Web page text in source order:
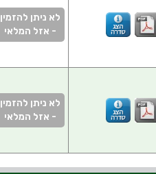
לא ניתן להזמין
- אזל המלאי
לא ניתן להזמין
- אזל המלאי